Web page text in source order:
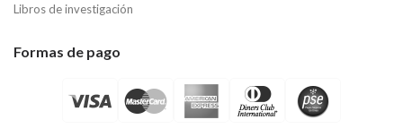
Libros de investigación
Formas de pago